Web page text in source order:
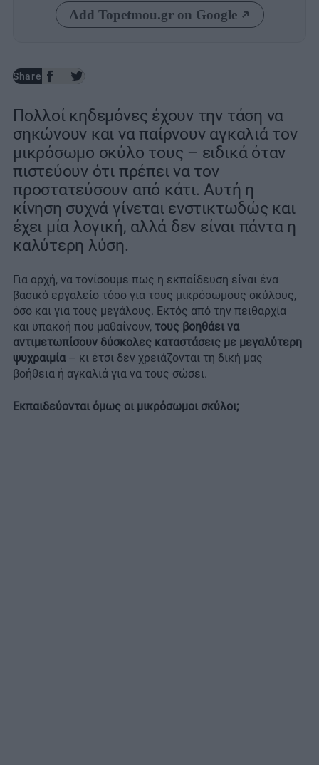
Add Topetmou.gr on Google
Share
Πολλοί κηδεμόνες έχουν την τάση να
σηκώνουν και να παίρνουν αγκαλιά τον
μικρόσωμο σκύλο τους – ειδικά όταν
πιστεύουν ότι πρέπει να τον
προστατεύσουν από κάτι. Αυτή η
κίνηση συχνά γίνεται ενστικτωδώς και
έχει μία λογική, αλλά δεν είναι πάντα η
καλύτερη λύση.
Για αρχή, να τονίσουμε πως η εκπαίδευση είναι ένα
βασικό εργαλείο τόσο για τους μικρόσωμους σκύλους,
όσο και για τους μεγάλους. Εκτός από την πειθαρχία
και υπακοή που μαθαίνουν, τους βοηθάει να
αντιμετωπίσουν δύσκολες καταστάσεις με μεγαλύτερη
ψυχραιμία– κι έτσι δεν χρειάζονται τη δική μας
βοήθεια ή αγκαλιά για να τους σώσει.
Εκπαιδεύονται όμως οι μικρόσωμοι σκύλοι;